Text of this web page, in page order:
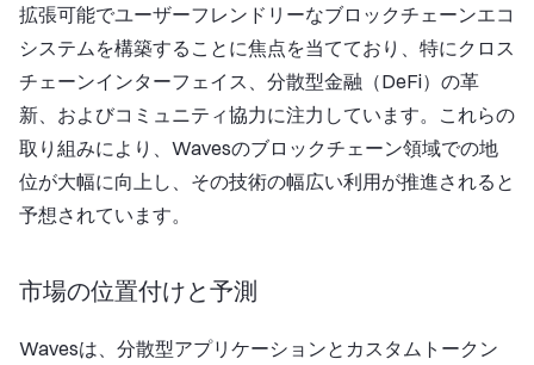
拡張可能でユーザーフレンドリーなブロックチェーンエコ
システムを構築することに焦点を当てており、特にクロス
チェーンインターフェイス、分散型金融（DeFi）の革
新、およびコミュニティ協力に注力しています。これらの
取り組みにより、Wavesのブロックチェーン領域での地
位が大幅に向上し、その技術の幅広い利用が推進されると
予想されています。
市場の位置付けと予測
Wavesは、分散型アプリケーションとカスタムトークン